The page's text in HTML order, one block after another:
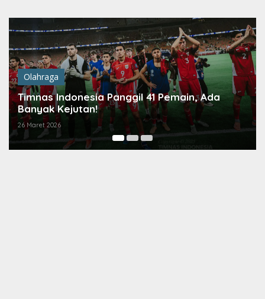
Indonesia Panggil 41 Pemain, Ada
Kejutan!
2026 19